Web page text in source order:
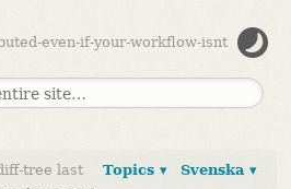
even-if-your-workflow-isnt
Svenska ▾
Topics ▾
tree last